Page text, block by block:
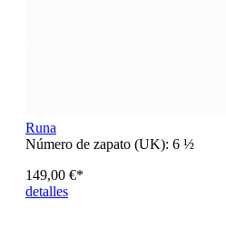
Runa
Número de zapato (UK): 6 ½
149,00 €*
detalles